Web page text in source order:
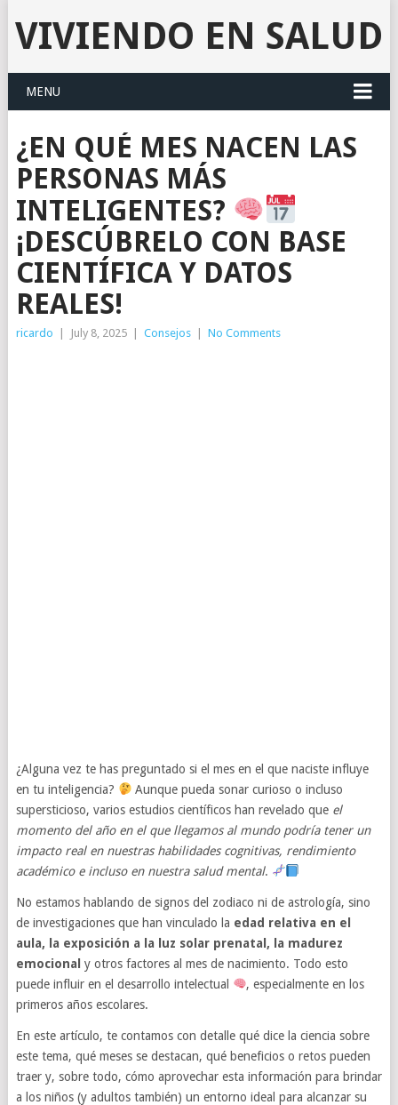
VIVIENDO EN SALUD
MENU
¿EN QUÉ MES NACEN LAS
PERSONAS MÁS
INTELIGENTES?
¡DESCÚBRELO CON BASE
CIENTÍFICA Y DATOS
REALES!
ricardo July 8, 2025 Consejos No Comments
¿Alguna vez te has preguntado si el mes en el que naciste influye
en tu inteligencia?
Aunque pueda sonar curioso o incluso
supersticioso, varios estudios científicos han revelado que el
momento del año en el que llegamos al mundo podría tener un
impacto real en nuestras habilidades cognitivas, rendimiento
académico e incluso en nuestra salud mental.
No estamos hablando de signos del zodiaco ni de astrología, sino
de investigaciones que han vinculado la edad relativa en el
aula, la exposición a la luz solar prenatal, la madurez
emocional y otros factores al mes de nacimiento. Todo esto
puede influir en el desarrollo intelectual
, especialmente en los
primeros años escolares.
En este artículo, te contamos con detalle qué dice la ciencia sobre
este tema, qué meses se destacan, qué beneficios o retos pueden
traer y, sobre todo, cómo aprovechar esta información para brindar
a los niños (y adultos también) un entorno ideal para alcanzar su